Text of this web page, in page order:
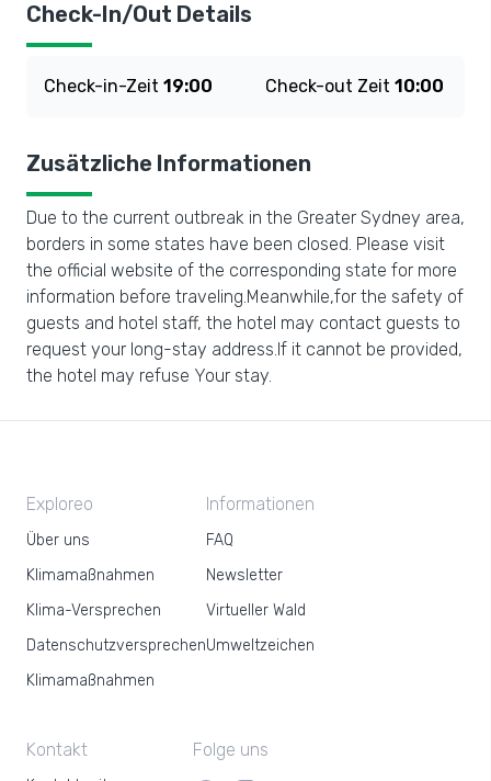
Check-In/Out Details
Check-in-Zeit 19:00 Check-out Zeit 10:00
Zusätzliche Informationen
Due to the current outbreak in the Greater Sydney area,
borders in some states have been closed. Please visit
the official website of the corresponding state for more
information before traveling.Meanwhile,for the safety of
guests and hotel staff, the hotel may contact guests to
request your long-stay address.If it cannot be provided,
the hotel may refuse Your stay.
Exploreo
Über uns
Klimamaßnahmen
Klima-Versprechen
Datenschutzversprechen
Klimamaßnahmen
Informationen
FAQ
Newsletter
Virtueller Wald
Umweltzeichen
Kontakt Folge uns